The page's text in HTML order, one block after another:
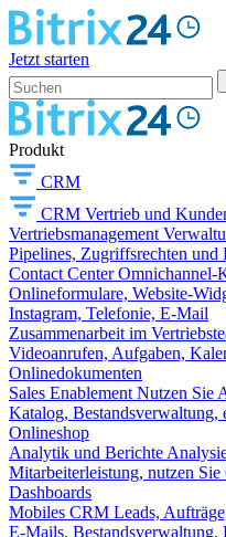
Jetzt starten
Produkt
CRM
CRM Vertrieb und
Vertriebsmanagement
Pipelines, Zugriffsrechten und
Contact Center Omnichannel-
Onlineformulare, Website-
Instagram, Telefonie, E-Mail
Zusammenarbeit im
Videoanrufen, Aufgaben,
Onlinedokumenten
Sales Enablement Nutzen Sie
Katalog, Bestandsverwaltung,
Onlineshop
Analytik und Berichte
Mitarbeiterleistung, nutzen
Dashboards
Mobiles CRM Leads,
E-Mails, Bestandsverwaltung,